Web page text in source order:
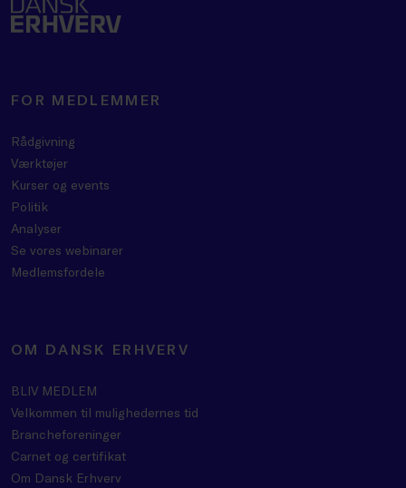
FOR MEDLEMMER
Rådgivning
Værktøjer
Kurser og events
Politik
Analyser
Se vores webinarer
Medlemsfordele
OM DANSK ERHVERV
BLIV MEDLEM
Velkommen til mulighedernes tid
Brancheforeninger
Carnet og certifikat
Om Dansk Erhverv